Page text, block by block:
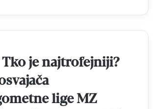
Tko je najtrofejniji?
lige MZ